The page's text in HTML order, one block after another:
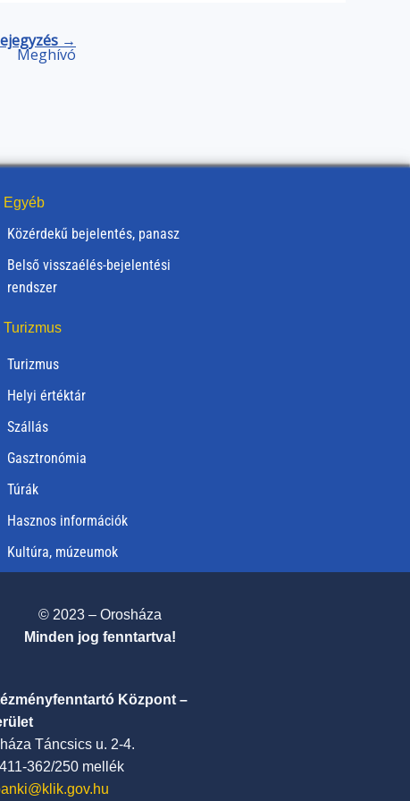
→
Meghívó
Egyéb
Közérdekű bejelentés, panasz
Belső visszaélés-bejelentési
rendszer
Turizmus
Turizmus
Helyi értéktár
Szállás
Gasztronómia
Túrák
Hasznos információk
Kultúra, múzeumok
© 2023 – Orosháza
Minden jog fenntartva!
Központ –
Táncsics u. 2-4.
362/250 mellék